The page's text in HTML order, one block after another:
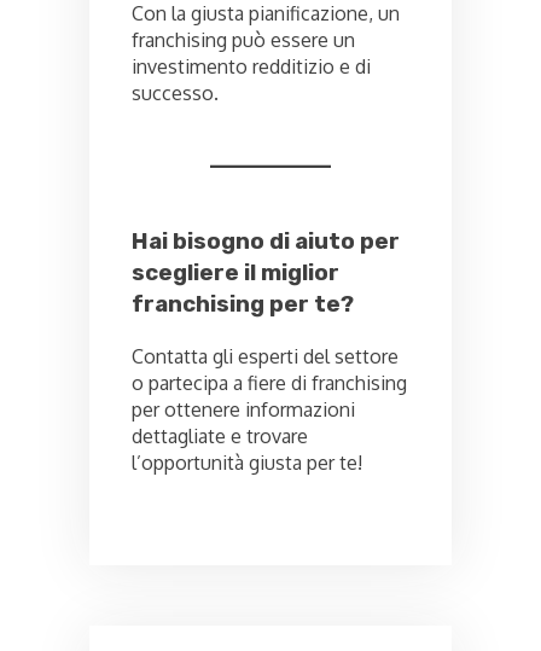
Con la giusta pianificazione, un
franchising può essere un
investimento redditizio e di
successo.
Hai bisogno di aiuto per
scegliere il miglior
franchising per te?
Contatta gli esperti del settore
o partecipa a fiere di franchising
per ottenere informazioni
dettagliate e trovare
l’opportunità giusta per te!